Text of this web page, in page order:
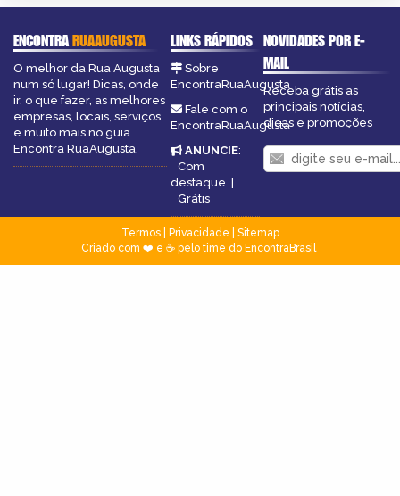
ENCONTRARUAAUGUSTA
O melhor da Rua Augusta
num só lugar! Dicas, onde
ir, o que fazer, as melhores
empresas, locais, serviços
e muito mais no guia
Encontra RuaAugusta.
LINKS RÁPIDOS
Sobre
EncontraRuaAugusta
Fale com o
EncontraRuaAugusta
ANUNCIE:
Com
destaque |
Grátis
NOVIDADES POR E-
MAIL
Receba grátis as
principais notícias,
dicas e promoções
Termos| Privacidade
Sitemap
Criado com ❤️ e ☕ pelo time do EncontraBrasil